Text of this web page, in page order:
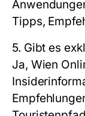
Tipps,
5. Gibt es
Ja, Wien